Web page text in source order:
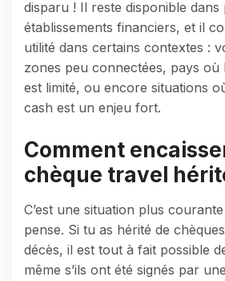
disparu ! Il reste disponible dans
établissements financiers, et il
utilité dans certains contextes :
zones peu connectées, pays où
est limité, ou encore situations
cash est un enjeu fort.
Comment
chèque travel
C’est une situation plus
pense. Si tu as hérité de
décès, il est tout à fait possible
même s’ils ont été signés par